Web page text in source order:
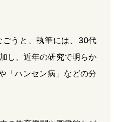
うと、執筆には、30代
し、近年の研究で明らか
「ハンセン病」などの分